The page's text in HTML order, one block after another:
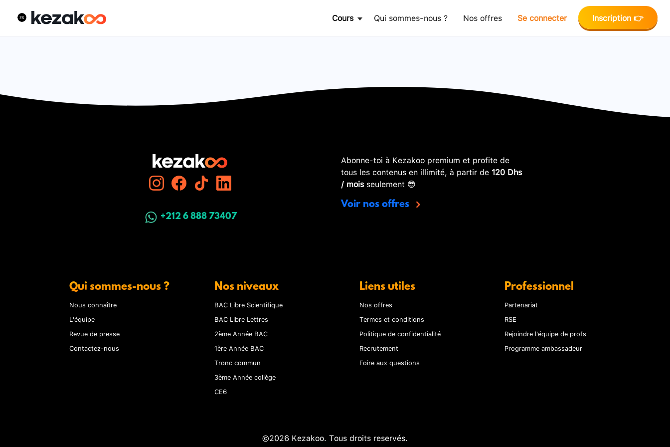
Cours Qui sommes-nous ? Nos offres Se connecter Inscription 👉
+212 6 888 73407
Abonne-toi à Kezakoo premium et profite de
tous les contenus en illimité, à partir de 120 Dhs
/ moisseulement 😎
Voir nos offres
Qui sommes-nous ?
Nous connaître
L'équipe
Revue de presse
Contactez-nous
Nos niveaux
BAC Libre Scientifique
BAC Libre Lettres
2ème Année BAC
1ère Année BAC
Tronc commun
3ème Année collège
CE6
Liens utiles
Nos offres
Termes et conditions
Politique de confidentialité
Recrutement
Foire aux questions
Professionnel
Partenariat
RSE
Rejoindre l'équipe de profs
Programme ambassadeur
©2026 Kezakoo. Tous droits reservés.